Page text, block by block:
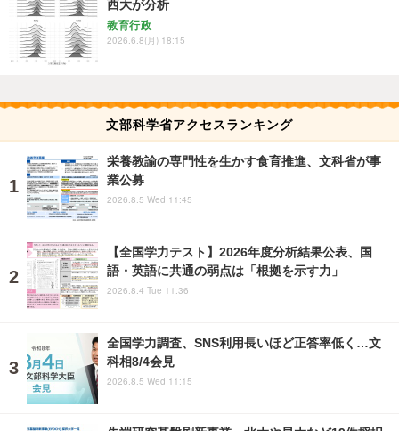
西大が分析
教育行政
2026.6.8(月) 18:15
文部科学省アクセスランキング
栄養教諭の専門性を生かす食育推進、文科省が事
業公募
2026.8.5 Wed 11:45
【全国学力テスト】2026年度分析結果公表、国
語・英語に共通の弱点は「根拠を示す力」
2026.8.4 Tue 11:36
全国学力調査、SNS利用長いほど正答率低く…文
科相8/4会見
2026.8.5 Wed 11:15